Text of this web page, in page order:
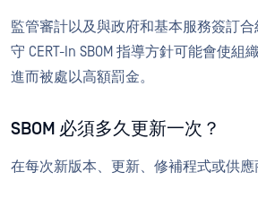
監管審計以及與政府和基本服務簽訂
守 CERT-In SBOM 指導方針可能會使組
進而被處以高額罰金。
SBOM 必須多久更新一次？
在每次新版本、更新、修補程式或供應